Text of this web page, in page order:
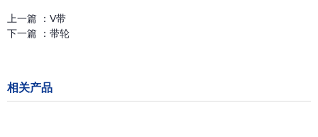
上一篇 ： V带
下一篇 ： 带轮
相关产品